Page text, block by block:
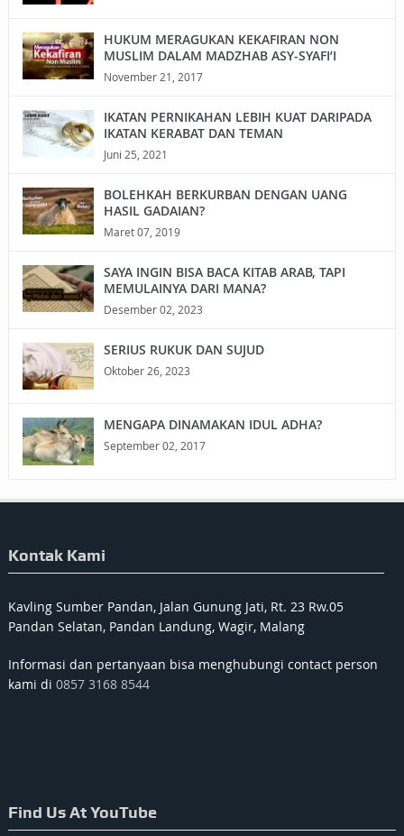
HUKUM MERAGUKAN KEKAFIRAN NON
MUSLIM DALAM MADZHAB ASY-SYAFI’I
November 21, 2017
IKATAN PERNIKAHAN LEBIH KUAT DARIPADA
IKATAN KERABAT DAN TEMAN
Juni 25, 2021
BOLEHKAH BERKURBAN DENGAN UANG
HASIL GADAIAN?
Maret 07, 2019
SAYA INGIN BISA BACA KITAB ARAB, TAPI
MEMULAINYA DARI MANA?
Desember 02, 2023
SERIUS RUKUK DAN SUJUD
Oktober 26, 2023
MENGAPA DINAMAKAN IDUL ADHA?
September 02, 2017
Kontak Kami
Kavling Sumber Pandan, Jalan Gunung Jati, Rt. 23 Rw.05
Pandan Selatan, Pandan Landung, Wagir, Malang
Informasi dan pertanyaan bisa menghubungi contact person
kami di 0857 3168 8544
Find Us At YouTube